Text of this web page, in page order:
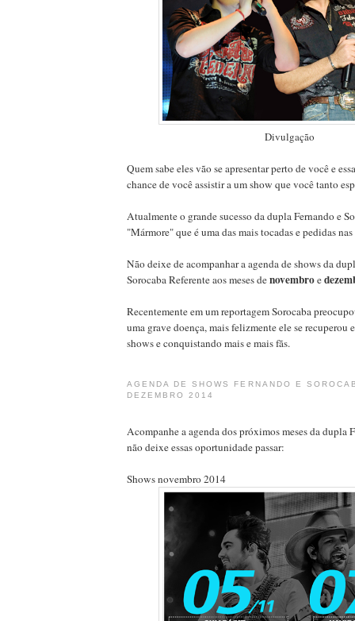
Divulgação
Quem sabe eles vão se apresentar perto de você e
chance de você assistir a um show que você tanto
Atualmente o grande sucesso da dupla Fernando e
"Mármore" que é uma das mais tocadas e pedidas
Não deixe de acompanhar a agenda de shows da
Sorocaba Referente aos meses denovembroe
Recentemente em um reportagem Sorocaba
uma grave doença, mais felizmente ele se recuperou
shows e conquistando mais e mais fãs.
AGENDA DE SHOWS FERNANDO E
DEZEMBRO 2014
Acompanhe a agenda dos próximos meses da dupla
não deixe essas oportunidade passar:
Shows novembro 2014